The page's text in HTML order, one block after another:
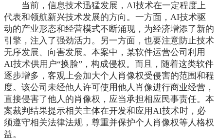
当前，信息技术迅猛发展， AI技术在一定程度上
代表和领航新兴技术发展的方向。一方面，AI技术驱
动的产业形态和经营模式不断涌现，为经济增添了新的
引擎，注入了强劲活力。另一方面，也要注意防止技术
无序发展、向害发展。本案中，某软件运营公司利用
AI技术供用户“换脸”，构成侵权。而且，随着这类软件
逐步增多，客观上会加大个人肖像权受侵害的范围和程
度。该公司未经他人许可使用他人肖像进行商业经营，
直接侵害了他人的肖像权，应当承担相应民事责任。本
案裁判结果提示相关主体在开发和应用AI技术时，必
须遵守相关法律法规，尊重并保护个人肖像权等人格权
益。